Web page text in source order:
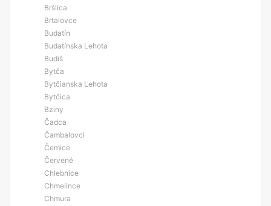
Bršlica
Brtalovce
Budatín
Budatínska Lehota
Budiš
Bytča
Bytčianska Lehota
Bytčica
Bziny
Čadca
Čambalovci
Čemice
Červené
Chlebnice
Chmelince
Chmura